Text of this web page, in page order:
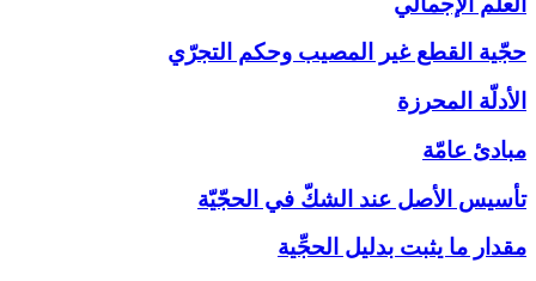
حجّية القطع غير المصيب وحكم التجرّي
الأدلّة المحرزة
مبادئ عامّة
تأسيس الأصل عند الشكّ في الحجّيّة
مقدار ما يثبت بدليل الحجِّية